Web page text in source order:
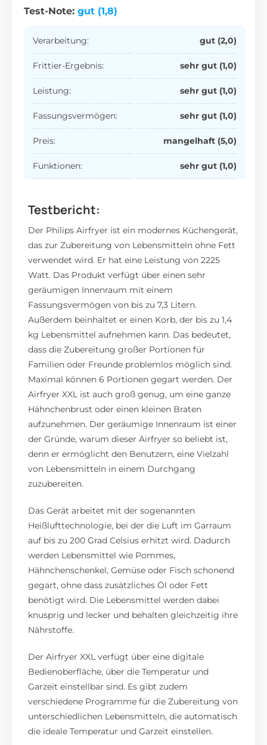
Test-Note: gut (1,8)
Verarbeitung: gut (2,0)
Frittier-Ergebnis: sehr gut (1,0)
Leistung: sehr gut (1,0)
Fassungsvermögen: sehr gut (1,0)
Preis: mangelhaft (5,0)
Funktionen: sehr gut (1,0)
Testbericht:
Der Philips Airfryer ist ein modernes Küchengerät,
das zur Zubereitung von Lebensmitteln ohne Fett
verwendet wird. Er hat eine Leistung von 2225
Watt. Das Produkt verfügt über einen sehr
geräumigen Innenraum mit einem
Fassungsvermögen von bis zu 7,3 Litern.
Außerdem beinhaltet er einen Korb, der bis zu 1,4
kg Lebensmittel aufnehmen kann. Das bedeutet,
dass die Zubereitung großer Portionen für
Familien oder Freunde problemlos möglich sind.
Maximal können 6 Portionen gegart werden. Der
Airfryer XXL ist auch groß genug, um eine ganze
Hähnchenbrust oder einen kleinen Braten
aufzunehmen. Der geräumige Innenraum ist einer
der Gründe, warum dieser Airfryer so beliebt ist,
denn er ermöglicht den Benutzern, eine Vielzahl
von Lebensmitteln in einem Durchgang
zuzubereiten.
Das Gerät arbeitet mit der sogenannten
Heißlufttechnologie, bei der die Luft im Garraum
auf bis zu 200 Grad Celsius erhitzt wird. Dadurch
werden Lebensmittel wie Pommes,
Hähnchenschenkel, Gemüse oder Fisch schonend
gegart, ohne dass zusätzliches Öl oder Fett
benötigt wird. Die Lebensmittel werden dabei
knusprig und lecker und behalten gleichzeitig ihre
Nährstoffe.
Der Airfryer XXL verfügt über eine digitale
Bedienoberfläche, über die Temperatur und
Garzeit einstellbar sind. Es gibt zudem
verschiedene Programme für die Zubereitung von
unterschiedlichen Lebensmitteln, die automatisch
die ideale Temperatur und Garzeit einstellen.